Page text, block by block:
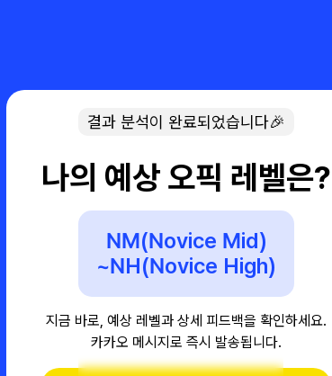
결과 분석이 완료되었습니다🎉
나의 예상 오픽 레벨은?
NM(Novice Mid)
~NH(Novice High)
지금 바로, 예상 레벨과 상세 피드백을 확인하세요.
카카오 메시지로 즉시 발송됩니다.